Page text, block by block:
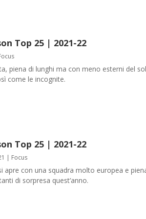
Top 25 | 2021-22
piena di lunghi ma con meno esterni del
come le incognite.
Top 25 | 2021-22
| Focus
apre con una squadra molto europea e
di sorpresa quest’anno.